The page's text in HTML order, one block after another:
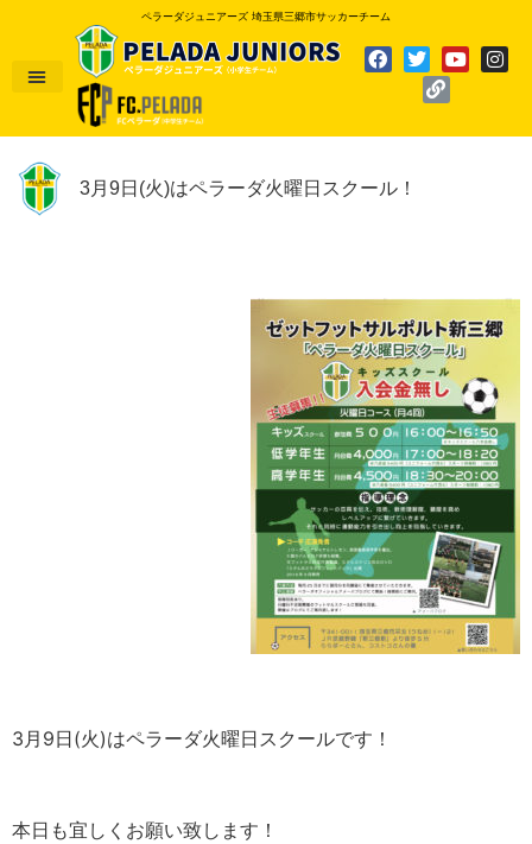
ペラーダジュニアーズ 埼玉県三郷市サッカーチーム
3月9日(火)はペラーダ火曜日スクール！
3月9日(火)はペラーダ火曜日スクールです！
本日も宜しくお願い致します！